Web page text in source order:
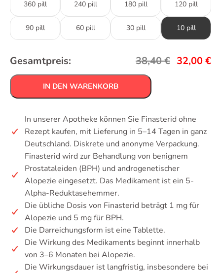
360 pill 240 pill 180 pill 120 pill
90 pill 60 pill 30 pill 10 pill
Gesamtpreis: 38,40€ 32,00€
IN DEN WARENKORB
In unserer Apotheke können Sie Finasterid ohne
Rezept kaufen, mit Lieferung in 5–14 Tagen in ganz
Deutschland. Diskrete und anonyme Verpackung.
Finasterid wird zur Behandlung von benignem
Prostataleiden (BPH) und androgenetischer
Alopezie eingesetzt. Das Medikament ist ein 5-
Alpha-Reduktasehemmer.
Die übliche Dosis von Finasterid beträgt 1 mg für
Alopezie und 5 mg für BPH.
Die Darreichungsform ist eine Tablette.
Die Wirkung des Medikaments beginnt innerhalb
von 3–6 Monaten bei Alopezie.
Die Wirkungsdauer ist langfristig, insbesondere bei